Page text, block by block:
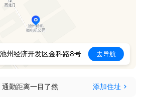
州经济开发区金科路8号 去导航
勤距离一目了然 添加住址